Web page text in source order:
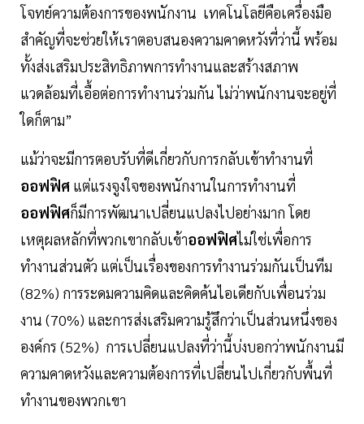
โจทย์ความต้องการของพนักงาน เทคโนโลยีคือเครื่องมือ
สำคัญที่จะช่วยให้เราตอบสนองความคาดหวังที่ว่านี้ พร้อม
ทั้งส่งเสริมประสิทธิภาพการทำงานและสร้างสภาพ
แวดล้อมที่เอื้อต่อการทำงานร่วมกัน ไม่ว่าพนักงานจะอยู่ที่
ใดก็ตาม”
แม้ว่าจะมีการตอบรับที่ดีเกี่ยวกับการกลับเข้าทำงานที่
ออฟฟิศ แต่แรงจูงใจของพนักงานในการทำงานที่
ออฟฟิศก็มีการพัฒนาเปลี่ยนแปลงไปอย่างมาก โดย
เหตุผลหลักที่พวกเขากลับเข้าออฟฟิศไม่ใช่เพื่อการ
ทำงานส่วนตัว แต่เป็นเรื่องของการทำงานร่วมกันเป็นทีม
(82%) การระดมความคิดและคิดค้นไอเดียกับเพื่อนร่วม
งาน (70%) และการส่งเสริมความรู้สึกว่าเป็นส่วนหนึ่งของ
องค์กร (52%) การเปลี่ยนแปลงที่ว่านี้บ่งบอกว่าพนักงานมี
ความคาดหวังและความต้องการที่เปลี่ยนไปเกี่ยวกับพื้นที่
ทำงานของพวกเขา